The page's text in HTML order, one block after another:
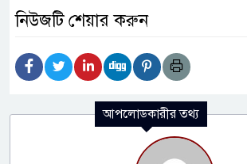
নিউজটি শেয়ার করুন
আপলোডকারীর তথ্য